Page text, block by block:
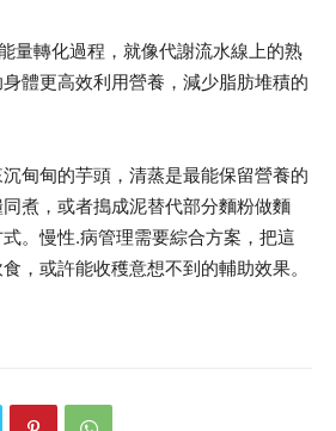
量轉化過程，就像代謝流水線上的熟
體更高效利用營養，減少脂肪堆積的
甸甸的芋頭，清蒸是最能保留營養的
煮，或者搗成泥替代部分麵粉做麵
。慢性.病管理需要綜合方案，把這
，或許能收穫意想不到的輔助效果。